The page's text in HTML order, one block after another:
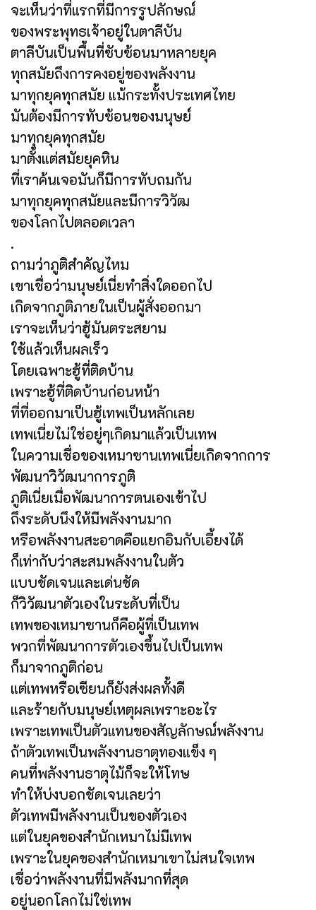
จะเห็นว่าที่แรกที่มีการรูปลักษณ์
ของพระพุทธเจ้าอยู่ในตาลีบัน
ตาลีบันเป็นพื้นที่ซับซ้อนมาหลายยุค
ทุกสมัยถึงการคงอยู่ของพลังงาน
มาทุกยุคทุกสมัย แม้กระทั้งประเทศไทย
มันต้องมีการทับซ้อนของมนุษย์
มาทุกยุคทุกสมัย
มาตั้งแต่สมัยยุคหิน
ที่เราค้นเจอมันก็มีการทับถมกัน
มาทุกยุคทุกสมัยและมีการวิวัฒ
ของโลกไปตลอดเวลา
.
ถามว่าภูติสำคัญไหม
เขาเชื่อว่ามนุษย์เนี่ยทำสิ่งใดออกไป
เกิดจากภูติภายในเป็นผู้สั่งออกมา
เราจะเห็นว่าฮู้มันตระสยาม
ใช้แล้วเห็นผลเร็ว
โดยเฉพาะฮู้ที่ติดบ้าน
เพราะฮู้ที่ติดบ้านก่อนหน้า
ที่ที่ออกมาเป็นฮู้เทพเป็นหลักเลย
เทพเนี่ยไม่ใช่อยู่ๆเกิดมาแล้วเป็นเทพ
ในความเชื่อของเหมาซานเทพเนี่ยเกิดจากการ
พัฒนาวิวัฒนาการภูติ
ภูติเนี่ยเมื่อพัฒนาการตนเองเข้าไป
ถึงระดับนึงให้มีพลังงานมาก
หรือพลังงานสะอาดคือแยกอิมกับเอี้ยงได้
ก็เท่ากับว่าสะสมพลังงานในตัว
แบบชัดเจนและเด่นชัด
ก็วิวัฒนาตัวเองในระดับที่เป็น
เทพของเหมาซานก็คือผู้ที่เป็นเทพ
พวกที่พัฒนาการตัวเองขึ้นไปเป็นเทพ
ก็มาจากภูติก่อน
แต่เทพหรือเซียนก็ยังส่งผลทั้งดี
และร้ายกับมนุษย์เหตุผลเพราะอะไร
เพราะเทพเป็นตัวแทนของสัญลักษณ์พลังงาน
ถ้าตัวเทพเป็นพลังงานธาตุทองแข็ง ๆ
คนที่พลังงานธาตุไม้ก็จะให้โทษ
ทำให้บ่งบอกชัดเจนเลยว่า
ตัวเทพมีพลังงานเป็นของตัวเอง
แต่ในยุคของสำนักเหมาไม่มีเทพ
เพราะในยุคของสำนักเหมาเขาไม่สนใจเทพ
เชื่อว่าพลังงานที่มีพลังมากที่สุด
อยู่นอกโลกไม่ใช่เทพ